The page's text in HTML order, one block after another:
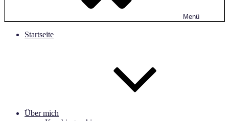
Menü
Startseite
Über mich